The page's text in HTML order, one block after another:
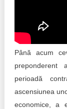
The best and
public
Integrity of
Public
Până acum
perioadă
ascensiunea
economice, a